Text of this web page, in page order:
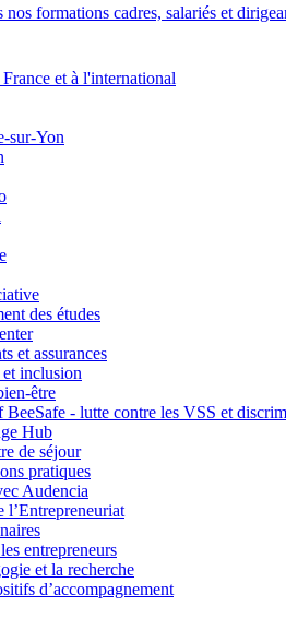
nos formations cadres, salariés et
et à l'international
sur-Yon
des études
et assurances
inclusion
être
BeeSafe - lutte contre les VSS et
Hub
de séjour
pratiques
Audencia
l’Entrepreneuriat
entrepreneurs
et la recherche
d’accompagnement